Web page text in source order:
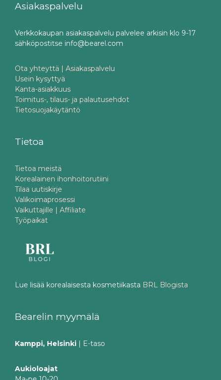
Asiakaspalvelu
Verkkokaupan asiakaspalvelu palvelee arkisin klo 9-17
sähköpostitse info@bearel.com
Ota yhteyttä | Asiakaspalvelu
Usein kysyttyä
Kanta-asiakkuus
Toimitus-, tilaus- ja palautusehdot
Tietosuojakäytäntö
Tietoa
Tietoa meistä
Korealainen ihonhoitorutiini
Tilaa uutiskirje
Valikoimaprosessi
Vaikuttajille | Affiliate
Työpaikat
Lue lisää korealaisesta kosmetiikasta BRL Blogista
Bearelin myymälä
Kamppi, Helsinki | E-taso
Aukioloajat